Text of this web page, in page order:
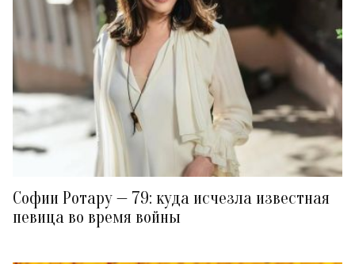
Софии Ротару — 79: куда исчезла известная
певица во время войны